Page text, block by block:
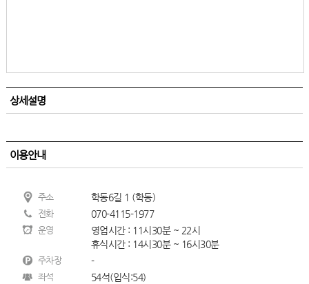
상세설명
이용안내
주소 학동6길 1 (학동)
전화 070-4115-1977
운영
영업시간 : 11시30분 ~ 22시
휴식시간 : 14시30분 ~ 16시30분
주차장 -
좌석 54석(입식:54)